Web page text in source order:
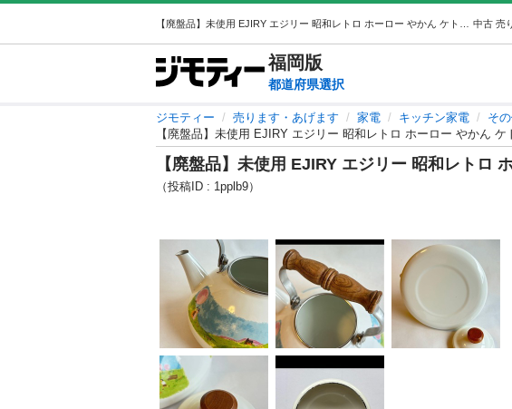
中古 売
福岡版
都道府県選択
ジモティー 売ります・あげます 家電 キッチン家電 そ
【廃盤品】未使用 EJIRY エジリー 昭和レトロ ホーロー やかん ケ
【廃盤品】未使用 EJIRY エジリー 昭和レトロ
（投稿ID : 1pplb9）